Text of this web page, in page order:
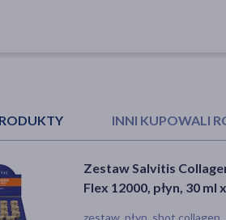
INNI KUPOWALI
Zestaw Salvitis
Flex 12000, płyn, 30 ml x
zestaw, płyn, shot collagen,
Solescin, tabletki
dojelitowe, 30 szt.
tabletka